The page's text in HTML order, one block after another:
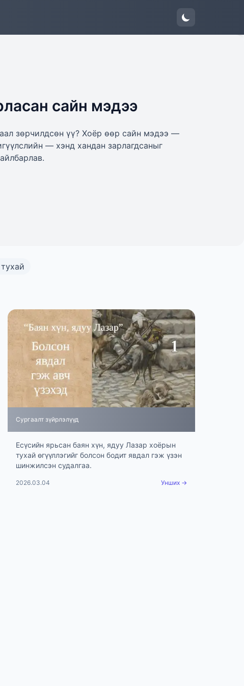
сайн мэдээ
зөрчилдсөн үү? Хоёр өөр сайн мэдээ —
— хэнд хандан зарлагдсаныг
Сургаалт зүйрлэлүүд
Есүсийн ярьсан баян хүн, ядуу Лазар хоёрын
тухай өгүүллэгийг болсон бодит явдал гэж үзэн
шинжилсэн судалгаа.
2026.03.04 Унших →